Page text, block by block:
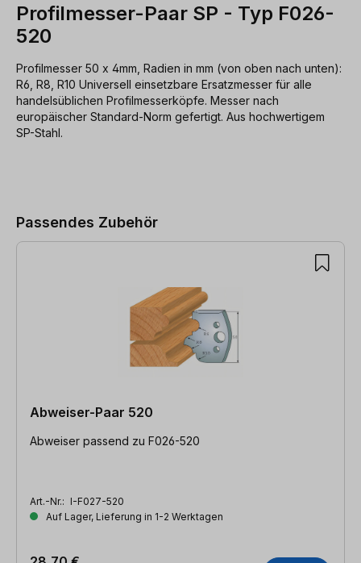
Profilmesser-Paar SP - Typ F026-
520
Profilmesser 50 x 4mm, Radien in mm (von oben nach unten):
R6, R8, R10 Universell einsetzbare Ersatzmesser für alle
handelsüblichen Profilmesserköpfe. Messer nach
europäischer Standard-Norm gefertigt. Aus hochwertigem
SP-Stahl.
Passendes Zubehör
Abweiser-Paar 520
Abweiser passend zu F026-520
Art.-Nr.: I-F027-520
Auf Lager, Lieferung in 1-2 Werktagen